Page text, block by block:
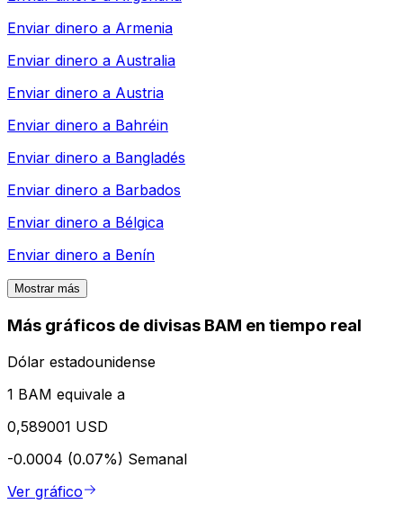
Enviar dinero a Armenia
Enviar dinero a Australia
Enviar dinero a Austria
Enviar dinero a Bahréin
Enviar dinero a Bangladés
Enviar dinero a Barbados
Enviar dinero a Bélgica
Enviar dinero a Benín
Mostrar más
Más gráficos de divisas BAM en tiempo real
Dólar estadounidense
1 BAM equivale a
0,589001 USD
-0.0004 (0.07%) Semanal
Ver gráfico